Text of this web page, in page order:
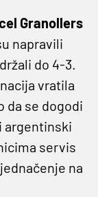
Granollers
napravili
do 4-3.
vratila
da se dogodi
argentinski
servis
na